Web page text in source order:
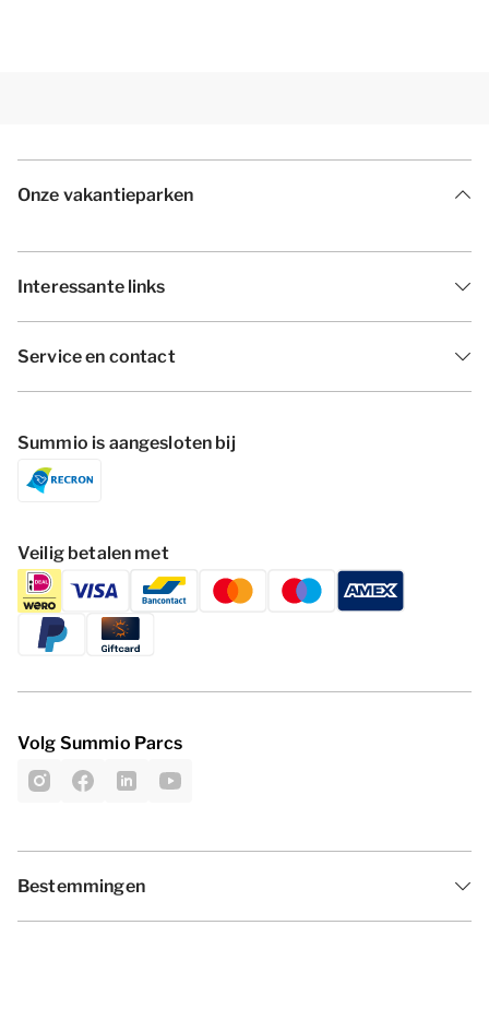
Onze vakantieparken
Interessante links
Service en contact
Summio is aangesloten bij
Veilig betalen met
Volg Summio Parcs
Bestemmingen